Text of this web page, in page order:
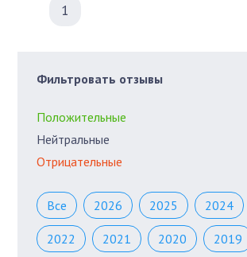
1
Фильтровать отзывы
Положительные
Нейтральные
Отрицательные
Все 2026 2025 2024
2022 2021 2020 2019